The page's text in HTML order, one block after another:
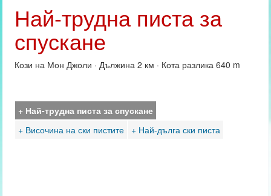
Най-трудна писта за
спускане
Кози на Мон Джоли · Дължина 2 км · Кота разлика 640 m
+ Най-трудна писта за спускане
+ Височина на ски пистите
+ Най-дълга ски писта